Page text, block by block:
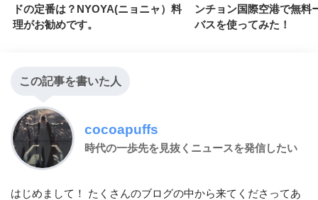
ドの定番は？NYOYA(ニョニャ）料
理がお勧めです。
ンチョン国際空港で無料
バスを使ってみた！
この記事を書いた人
cocoapuffs
時代の一歩先を見抜くニュースを発信したい
はじめまして！ たくさんのブログの中から来てくださってあ